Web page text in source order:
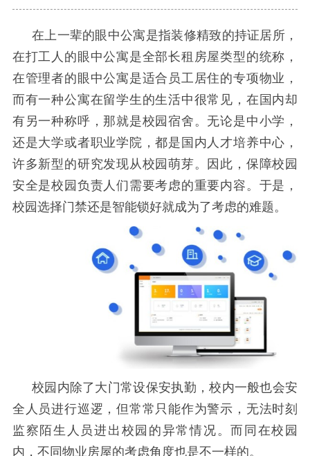
在上一辈的眼中公寓是指装修精致的持证居所，
在打工人的眼中公寓是全部长租房屋类型的统称，
在管理者的眼中公寓是适合员工居住的专项物业，
而有一种公寓在留学生的生活中很常见，在国内却
有另一种称呼，那就是校园宿舍。无论是中小学，
还是大学或者职业学院，都是国内人才培养中心，
许多新型的研究发现从校园萌芽。因此，保障校园
安全是校园负责人们需要考虑的重要内容。于是，
校园选择门禁还是智能锁好就成为了考虑的难题。
校园内除了大门常设保安执勤，校内一般也会安
全人员进行巡逻，但常常只能作为警示，无法时刻
监察陌生人员进出校园的异常情况。而同在校园
内，不同物业房屋的考虑角度也是不一样的。